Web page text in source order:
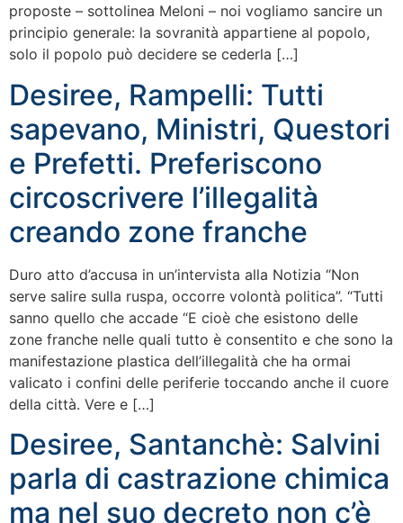
proposte – sottolinea Meloni – noi vogliamo sancire un
principio generale: la sovranità appartiene al popolo,
solo il popolo può decidere se cederla […]
Desiree, Rampelli: Tutti
sapevano, Ministri, Questori
e Prefetti. Preferiscono
circoscrivere l’illegalità
creando zone franche
Duro atto d’accusa in un’intervista alla Notizia “Non
serve salire sulla ruspa, occorre volontà politica”. “Tutti
sanno quello che accade “E cioè che esistono delle
zone franche nelle quali tutto è consentito e che sono la
manifestazione plastica dell’illegalità che ha ormai
valicato i confini delle periferie toccando anche il cuore
della città. Vere e […]
Desiree, Santanchè: Salvini
parla di castrazione chimica
ma nel suo decreto non c’è